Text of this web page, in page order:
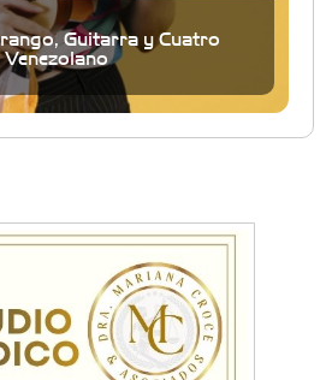
Guitarra y Cuatro
Venezolano